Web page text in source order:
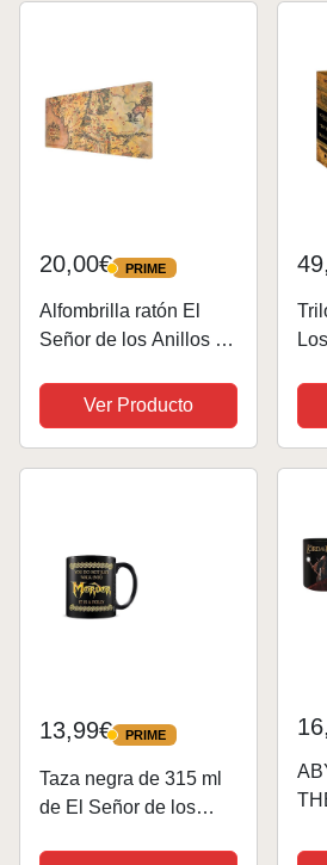
20,00€ PRIME
PRIME
Alfombrilla ratón El
Señor de los Anillos -
Mousepad XL - El
Señor de los Anillos
Merchandising/Alfombr
Ver Producto
13,99€ PRIME
PRIME
Taza negra de 315 ml
de El Señor de los